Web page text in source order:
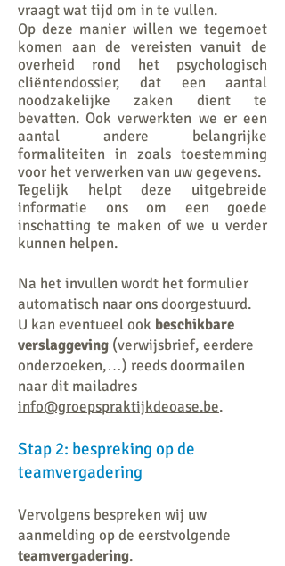
vraagt wat tijd om in te vullen.
Op deze manier willen we tegemoet
komen aan de vereisten vanuit de
overheid rond het psychologisch
cliëntendossier, dat een aantal
noodzakelijke zaken dient te
bevatten. Ook verwerkten we er een
aantal andere belangrijke
formaliteiten in zoals toestemming
voor het verwerken van uw gegevens.
Tegelijk helpt deze uitgebreide
informatie ons om een goede
inschatting te maken of we u verder
kunnen helpen.
Na het invullen wordt het formulier
automatisch naar ons doorgestuurd.
U kan eventueel ook beschikbare
verslaggeving (verwijsbrief, eerdere
onderzoeken,…) reeds doormailen
naar dit mailadres
info@groepspraktijkdeoase.be.
Stap 2: bespreking op de
teamvergadering
​Vervolgens bespreken wij uw
aanmelding op de eerstvolgende
teamvergadering.